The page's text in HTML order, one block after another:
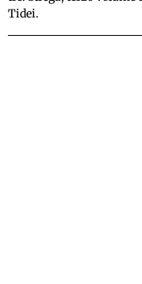
Tidei.